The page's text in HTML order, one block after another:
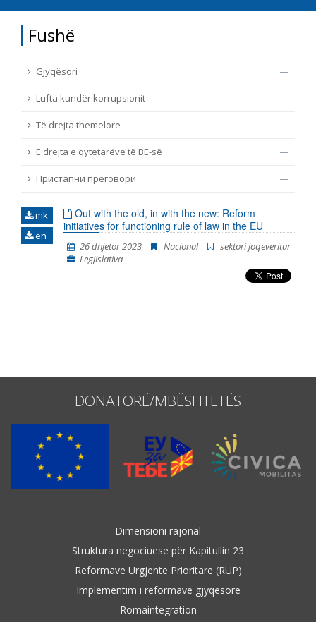
TË DREJTA THEMELORE
E DREJTA E QYTETARËVE TË BE-SË
ПРИСТАПНИ ПРЕГОВОРИ
Burim
Nën burim
Tag
Data e shpalljes
Fushë
Gjyqësori
Lufta kundër korrupsionit
Të drejta themelore
E drejta e qytetarëve të BE-së
Пристапни преговори
mk
en
Out with the old, in with the new: Reform
initiatives for functioning rule of law in the EU
26 dhjetor 2023 Nacional
sektori joqeveritar
Legjislativa
DONATORË/MBËSHTETËS
Dimensioni rajonal
Struktura negociuese për Kapitullin 23
Reformave Urgjente Prioritare (RUP)
Implementim i reformave gjyqësore
Romaintegration